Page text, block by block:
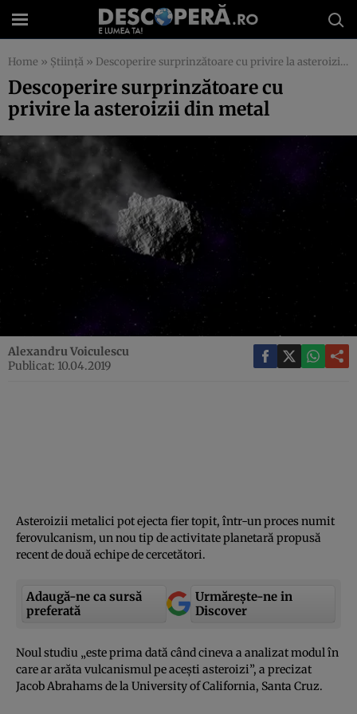
Home » Știință » Descoperire surprinzătoare cu privire la asteroizii din metal
Descoperire surprinzătoare cu
privire la asteroizii din metal
Alexandru Voiculescu
Publicat: 10.04.2019
Asteroizii metalici pot ejecta fier topit, într-un proces numit
ferovulcanism, un nou tip de activitate planetară propusă
recent de două echipe de cercetători.
Adaugă-ne ca sursă
preferată
Urmărește-ne in
Discover
Noul studiu „este prima dată când cineva a analizat modul în
care ar arăta vulcanismul pe aceşti asteroizi”, a precizat
Jacob Abrahams de la University of California, Santa Cruz.